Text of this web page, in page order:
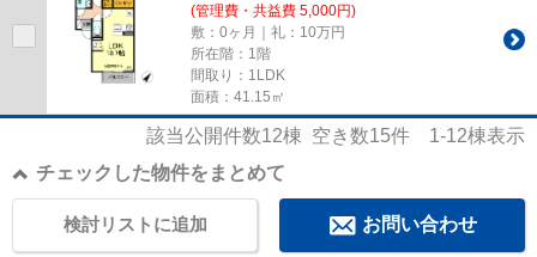
(管理費・共益費 5,000円)
敷：0ヶ月｜礼：10万円
所在階：1階
間取り：1LDK
面積：41.15㎡
該当公開件数12棟 空き数15件 1-12棟表示
チェックした物件をまとめて
お問い合わせ
検討リストに追加